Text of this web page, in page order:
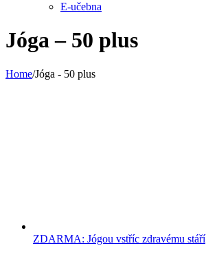
E-učebna
Jóga – 50 plus
Home/Jóga - 50 plus
ZDARMA: Jógou vstříc zdravému stáří